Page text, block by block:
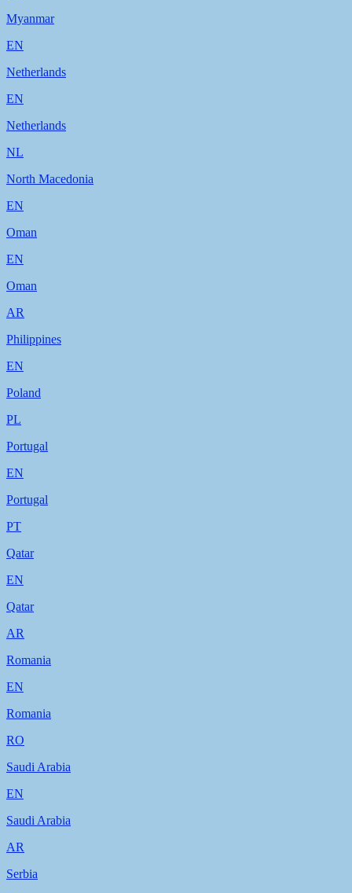
Myanmar
EN
Netherlands
EN
Netherlands
NL
North Macedonia
EN
Oman
EN
Oman
AR
Philippines
EN
Poland
PL
Portugal
EN
Portugal
PT
Qatar
EN
Qatar
AR
Romania
EN
Romania
RO
Saudi Arabia
EN
Saudi Arabia
AR
Serbia